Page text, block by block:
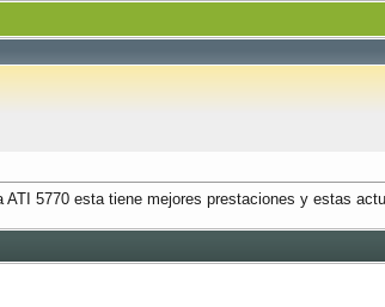
5770 esta tiene mejores prestaciones y estas